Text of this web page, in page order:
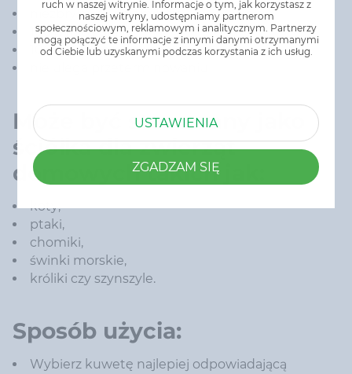
niezbrylający i niepylący
100% naturalny
100% biodegradowalny
Może być stosowany jako
ściółka dla zwierząt
domowych takich jak:
koty,
ptaki,
chomiki,
świnki morskie,
króliki czy szynszyle.
Sposób użycia:
Wybierz kuwetę najlepiej odpowiadającą
ruch w naszej witrynie. Informacje o tym, jak korzystasz z
naszej witryny, udostępniamy partnerom
społecznościowym, reklamowym i analitycznym. Partnerzy
mogą połączyć te informacje z innymi danymi otrzymanymi
od Ciebie lub uzyskanymi podczas korzystania z ich usług.
USTAWIENIA
ZGADZAM SIĘ